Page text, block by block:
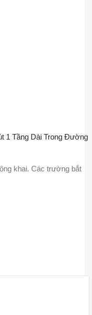
1 Tầng Dài Trong Đường
khai. Các trường bắt